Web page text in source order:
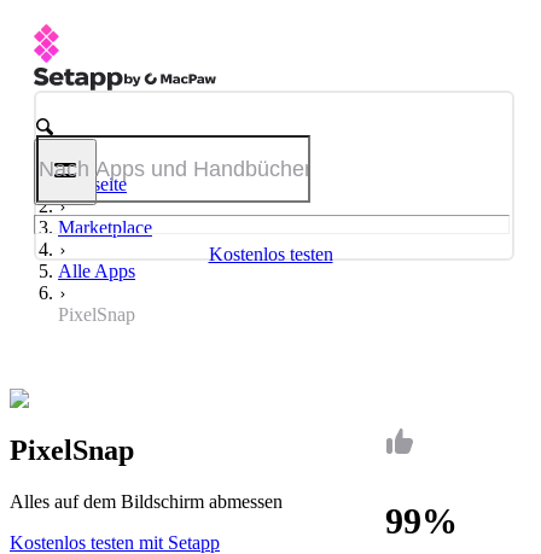
Kostenlos testen
Startseite
Marketplace
Alle Apps
PixelSnap
99%
PixelSnap
Alles auf dem Bildschirm abmessen
Kostenlos testen mit Setapp